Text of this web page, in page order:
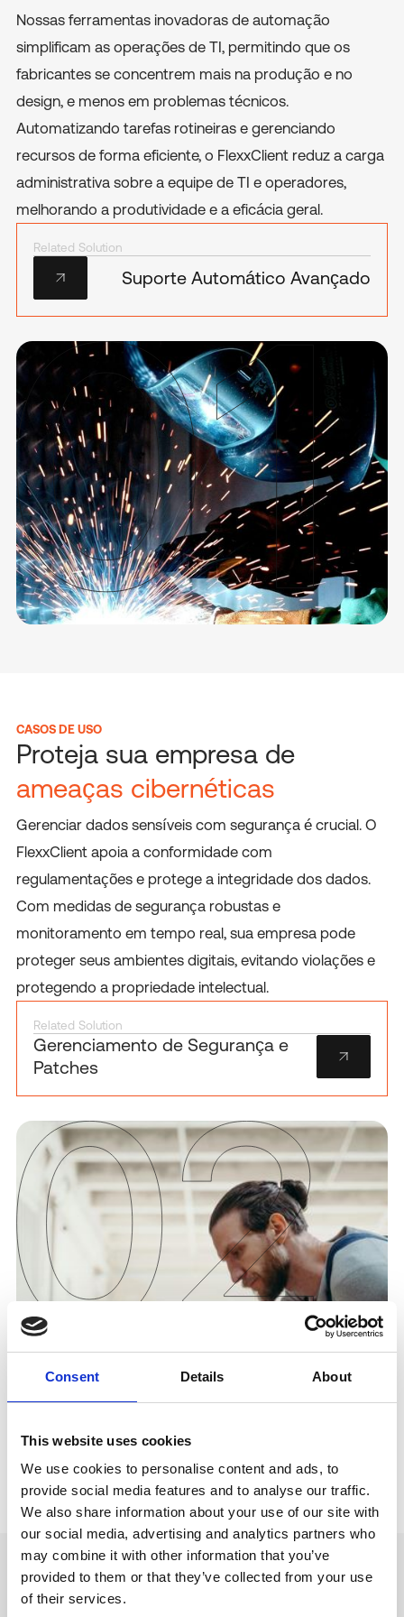
Consent Details About
This website uses cookies
We use cookies to personalise content and ads, to
provide social media features and to analyse our traffic.
We also share information about your use of our site with
our social media, advertising and analytics partners who
may combine it with other information that you’ve
provided to them or that they’ve collected from your use
of their services.
Nossas ferramentas inovadoras de automação
simplificam as operações de TI, permitindo que os
fabricantes se concentrem mais na produção e no
design, e menos em problemas técnicos.
Automatizando tarefas rotineiras e gerenciando
recursos de forma eficiente, o FlexxClient reduz a carga
administrativa sobre a equipe de TI e operadores,
melhorando a produtividade e a eficácia geral.
Related Solution
Suporte Automático Avançado
CASOS DE USO
Proteja sua empresa de
ameaças cibernéticas
Gerenciar dados sensíveis com segurança é crucial. O
FlexxClient apoia a conformidade com
regulamentações e protege a integridade dos dados.
Com medidas de segurança robustas e
monitoramento em tempo real, sua empresa pode
proteger seus ambientes digitais, evitando violações e
protegendo a propriedade intelectual.
Related Solution
Gerenciamento de Segurança e
Patches
CASOS DE USO